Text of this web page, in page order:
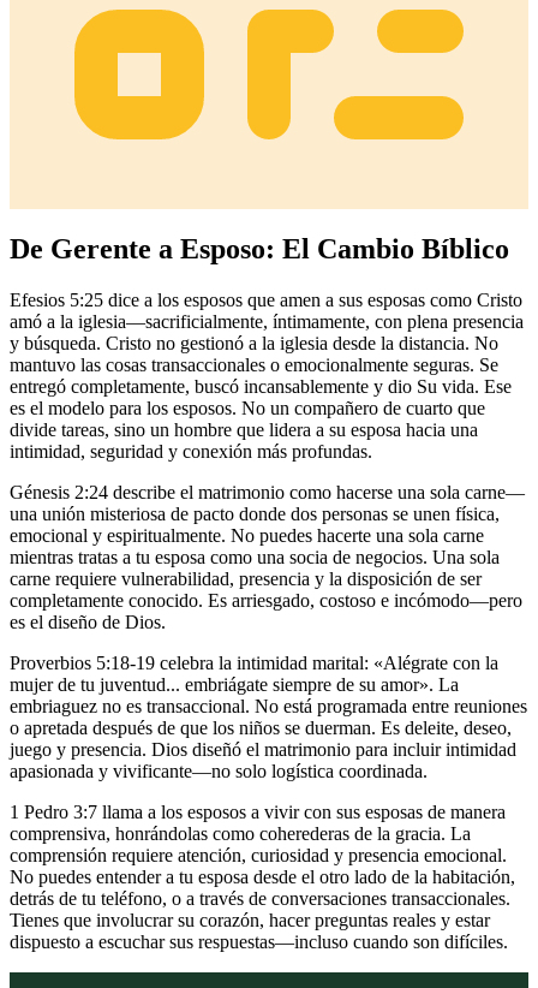
De Gerente a Esposo: El Cambio Bíblico
Efesios 5:25 dice a los esposos que amen a sus esposas como Cristo
amó a la iglesia—sacrificialmente, íntimamente, con plena presencia
y búsqueda. Cristo no gestionó a la iglesia desde la distancia. No
mantuvo las cosas transaccionales o emocionalmente seguras. Se
entregó completamente, buscó incansablemente y dio Su vida. Ese
es el modelo para los esposos. No un compañero de cuarto que
divide tareas, sino un hombre que lidera a su esposa hacia una
intimidad, seguridad y conexión más profundas.
Génesis 2:24 describe el matrimonio como hacerse una sola carne—
una unión misteriosa de pacto donde dos personas se unen física,
emocional y espiritualmente. No puedes hacerte una sola carne
mientras tratas a tu esposa como una socia de negocios. Una sola
carne requiere vulnerabilidad, presencia y la disposición de ser
completamente conocido. Es arriesgado, costoso e incómodo—pero
es el diseño de Dios.
Proverbios 5:18-19 celebra la intimidad marital: «Alégrate con la
mujer de tu juventud... embriágate siempre de su amor». La
embriaguez no es transaccional. No está programada entre reuniones
o apretada después de que los niños se duerman. Es deleite, deseo,
juego y presencia. Dios diseñó el matrimonio para incluir intimidad
apasionada y vivificante—no solo logística coordinada.
1 Pedro 3:7 llama a los esposos a vivir con sus esposas de manera
comprensiva, honrándolas como coherederas de la gracia. La
comprensión requiere atención, curiosidad y presencia emocional.
No puedes entender a tu esposa desde el otro lado de la habitación,
detrás de tu teléfono, o a través de conversaciones transaccionales.
Tienes que involucrar su corazón, hacer preguntas reales y estar
dispuesto a escuchar sus respuestas—incluso cuando son difíciles.